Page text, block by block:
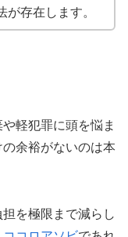
存在します。
軽犯罪に頭を悩ま
余裕がないのは本
を極限まで減らし